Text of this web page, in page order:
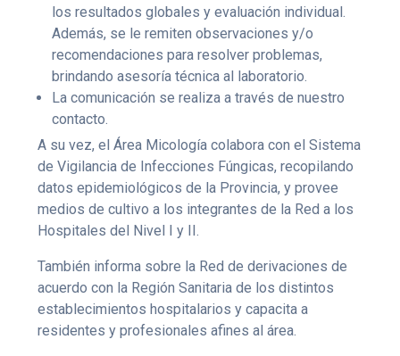
los resultados globales y evaluación individual.
Además, se le remiten observaciones y/o
recomendaciones para resolver problemas,
brindando asesoría técnica al laboratorio.
La comunicación se realiza a través de nuestro
contacto.
A su vez, el Área Micología colabora con el Sistema
de Vigilancia de Infecciones Fúngicas, recopilando
datos epidemiológicos de la Provincia, y provee
medios de cultivo a los integrantes de la Red a los
Hospitales del Nivel I y II.
También informa sobre la Red de derivaciones de
acuerdo con la Región Sanitaria de los distintos
establecimientos hospitalarios y capacita a
residentes y profesionales afines al área.